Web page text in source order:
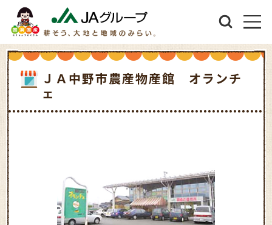
ＪＡ中野市農産物産館 オランチ
ェ